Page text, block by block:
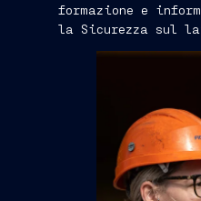
formazione e
la Sicurezza sul